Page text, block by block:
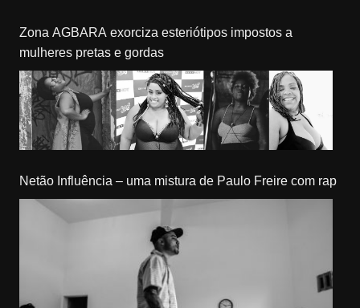
Zona AGBARA exorciza esteriótipos impostos a
mulheres pretas e gordas
Netão Influência – uma mistura de Paulo Freire com rap